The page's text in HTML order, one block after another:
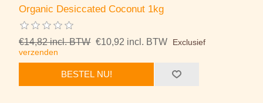
Organic Desiccated Coconut 1kg
€14,82 incl. BTW €10,92 incl. BTW
Exclusief
verzenden
BESTEL NU!